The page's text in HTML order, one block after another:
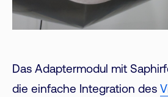
Das Adaptermodul mit
die einfache Integration des